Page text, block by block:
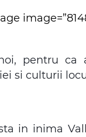
pentru
si culturii
in inima